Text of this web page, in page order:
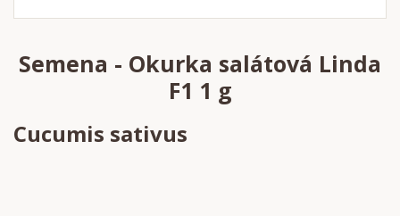
Semena - Okurka salátová Linda
F1 1 g
Cucumis sativus